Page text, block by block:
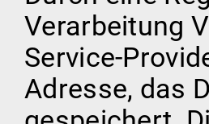
Verarbeitung
Service-
Adresse, das